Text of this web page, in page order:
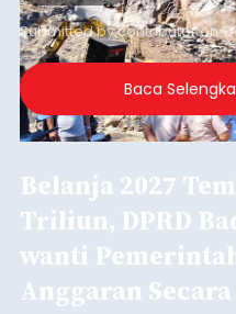
Submitted bycontributoron
Baca
Belanja 2027
Triliun, DPRD
wanti
Anggaran